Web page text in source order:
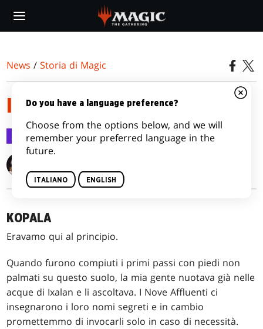
main
News /Storia di Magic
I PLASMATORI
Storia di Magic 27 set 2017
KOPALA
Eravamo qui al principio.
Quando furono compiuti i primi passi con piedi non
palmati su questo suolo, la mia gente nuotava già nelle
acque di Ixalan e li ascoltava. I Nove Affluenti ci
insegnarono i loro nomi segreti e in cambio
promettemmo di invocarli solo in caso di necessità.
Do you have a language preference?
Choose from the options below, and we will
remember your preferred language in the
future.
ITALIANO ENGLISH